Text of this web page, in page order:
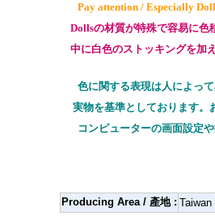
Pay attention / Especially
Dollsの材質が特殊で容易に色
中に白色のストッキングを加
色に関する表現は人によっ
実物を基準としております。
コンピューターの画面設定
Producing Area / 產地 : Taiwan